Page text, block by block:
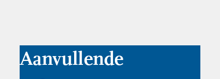
Aanvullende